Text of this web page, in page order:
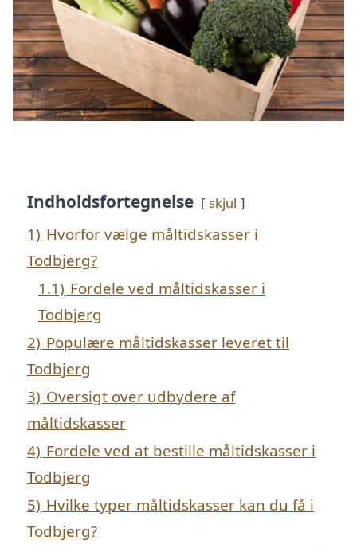
Indholdsfortegnelse skjul
1) Hvorfor vælge måltidskasser i
Todbjerg?
1.1) Fordele ved måltidskasser i
Todbjerg
2) Populære måltidskasser leveret til
Todbjerg
3) Oversigt over udbydere af
måltidskasser
4) Fordele ved at bestille måltidskasser i
Todbjerg
5) Hvilke typer måltidskasser kan du få i
Todbjerg?